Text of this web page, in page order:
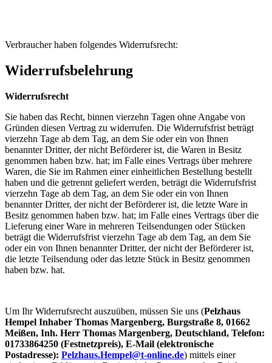
Verbraucher haben folgendes Widerrufsrecht:
Widerrufsbelehrung
Widerrufsrecht
Sie haben das Recht, binnen vierzehn Tagen ohne Angabe von
Gründen diesen Vertrag zu widerrufen. Die Widerrufsfrist beträgt
vierzehn Tage ab dem Tag, an dem Sie oder ein von Ihnen
benannter Dritter, der nicht Beförderer ist, die Waren in Besitz
genommen haben bzw. hat; im Falle eines Vertrags über mehrere
Waren, die Sie im Rahmen einer einheitlichen Bestellung bestellt
haben und die getrennt geliefert werden, beträgt die Widerrufsfrist
vierzehn Tage ab dem Tag, an dem Sie oder ein von Ihnen
benannter Dritter, der nicht der Beförderer ist, die letzte Ware in
Besitz genommen haben bzw. hat; im Falle eines Vertrags über die
Lieferung einer Ware in mehreren Teilsendungen oder Stücken
beträgt die Widerrufsfrist vierzehn Tage ab dem Tag, an dem Sie
oder ein von Ihnen benannter Dritter, der nicht der Beförderer ist,
die letzte Teilsendung oder das letzte Stück in Besitz genommen
haben bzw. hat.
Um Ihr Widerrufsrecht auszuüben, müssen Sie uns (Pelzhaus
Hempel Inhaber Thomas Margenberg, Burgstraße 8, 01662
Meißen, Inh. Herr Thomas Margenberg, Deutschland, Telefon:
01733864250 (Festnetzpreis), E-Mail (elektronische
Postadresse): Pelzhaus.Hempel@t-online.de) mittels einer